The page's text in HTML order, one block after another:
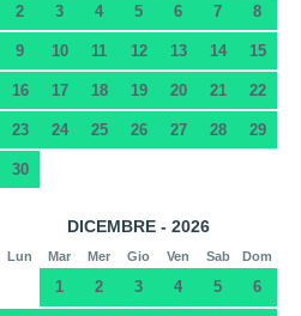
2 3 4 5 6 7 8
9 10 11 12 13 14 15
16 17 18 19 20 21 22
23 24 25 26 27 28 29
30
DICEMBRE - 2026
Lun Mar Mer Gio Ven Sab Dom
1 2 3 4 5 6